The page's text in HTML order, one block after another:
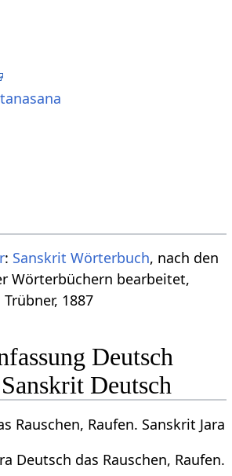
: Sanskrit Wörterbuch, nach den
Wörterbüchern bearbeitet,
1887
Deutsch
Deutsch
Rauschen, Raufen. Sanskrit Jara
Deutsch das Rauschen, Raufen.